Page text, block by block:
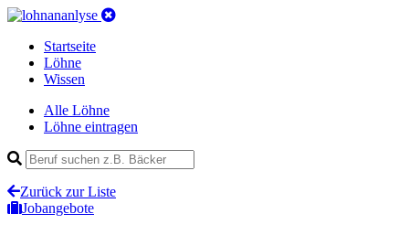
Startseite
Löhne
Wissen
Alle Löhne
Löhne eintragen
Zurück zur Liste
Jobangebote